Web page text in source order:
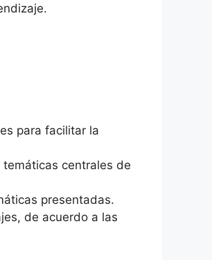
para facilitar la
centrales de
presentadas.
de acuerdo a las